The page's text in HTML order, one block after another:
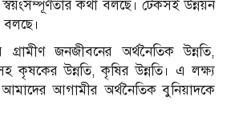
কথা বলছে। টেকসই উন্নয়ন
বলছে।
গ্রামীণ জনজীবনের অর্থনৈতিক উন্নতি,
কৃষকের উন্নতি, কৃষির উন্নতি। এ লক্ষ্য
আগামীর অর্থনৈতিক বুনিয়াদকে